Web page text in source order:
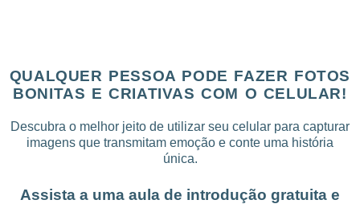
QUALQUER PESSOA PODE FAZER FOTOS
BONITAS E CRIATIVAS COM O CELULAR!
Descubra o melhor jeito de utilizar seu celular para capturar
imagens que transmitam emoção e conte uma história
única.
Assista a uma aula de introdução gratuita e